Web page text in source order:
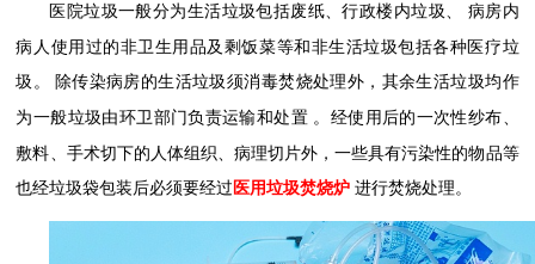
医院垃圾一般分为生活垃圾包括废纸 、行政楼内垃圾
病房内
病人使用过的非卫生用品及剩饭菜等和非生活垃圾包括各种医疗垃
圾 。
除传染病房的生活垃圾须消毒焚烧处理外，其余生活垃圾均作
为一般垃圾由环卫部门负责运输和处置 。 经使用后的一次性纱布、
敷料、手术切下的人体组织、病理切片外，一些具有污染性的物品等
也经垃圾袋包装后必须要经过 医用垃圾焚烧炉 进行焚烧处理 。